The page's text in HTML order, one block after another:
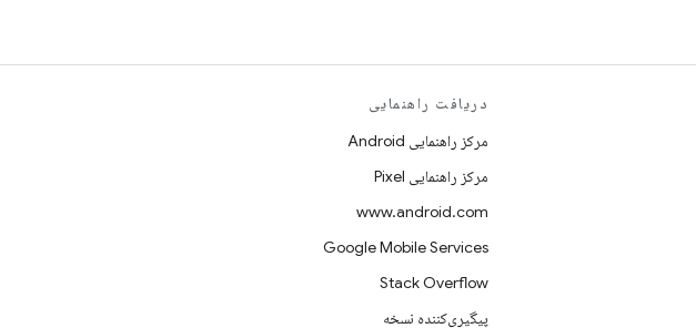
دریافت راهنمایی
مرکز راهنمایی Android
مرکز راهنمایی Pixel
www.android.com
Google Mobile Services
Stack Overflow
پیگیری‌کننده نسخه